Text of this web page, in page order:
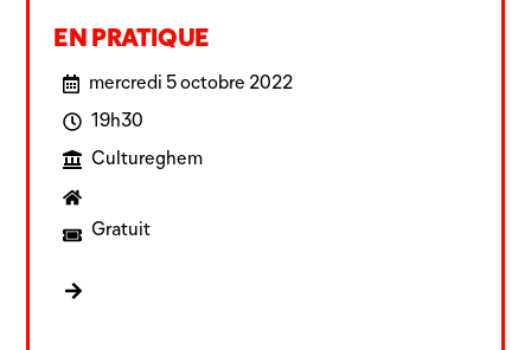
EN PRATIQUE
mercredi 5 octobre 2022
19h30
Cultureghem
Gratuit